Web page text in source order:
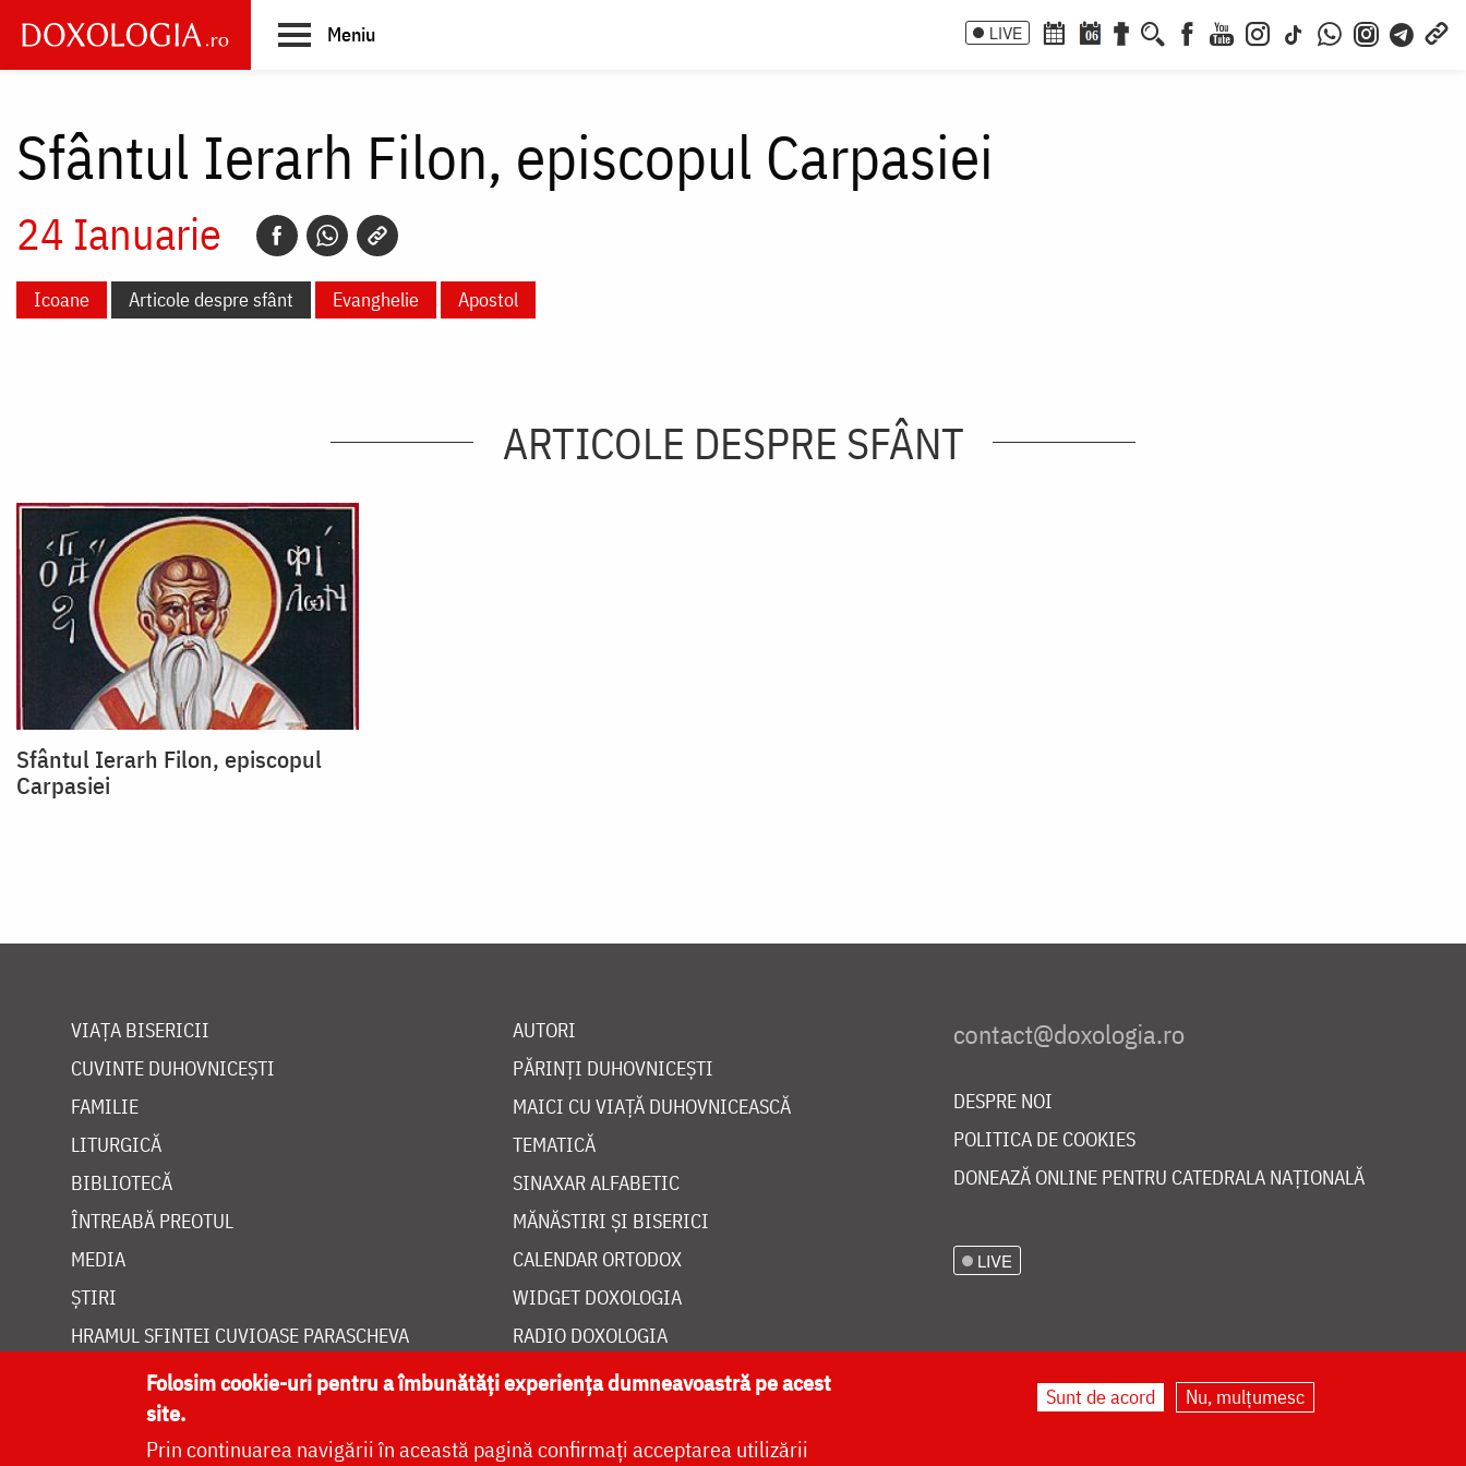
main
Meniu LIVE 06
Sfântul Ierarh Filon, episcopul Carpasiei
24 Ianuarie
Icoane Articole despre sfânt Evanghelie Apostol
ARTICOLE DESPRE SFÂNT
Sfântul Ierarh Filon, episcopul
Carpasiei
VIAȚA BISERICII
CUVINTE DUHOVNICEȘTI
FAMILIE
LITURGICĂ
BIBLIOTECĂ
ÎNTREABĂ PREOTUL
MEDIA
ȘTIRI
HRAMUL SFINTEI CUVIOASE PARASCHEVA
AUTORI
PĂRINȚI DUHOVNICEȘTI
MAICI CU VIAȚĂ DUHOVNICEASCĂ
TEMATICĂ
SINAXAR ALFABETIC
MĂNĂSTIRI ȘI BISERICI
CALENDAR ORTODOX
WIDGET DOXOLOGIA
RADIO DOXOLOGIA
DESPRE NOI
POLITICA DE COOKIES
DONEAZĂ ONLINE PENTRU CATEDRALA NAȚIONALĂ
LIVE
Folosim cookie-uri pentru a îmbunătăți experiența dumneavoastră pe acest
site.
Prin continuarea navigării în această pagină confirmați acceptarea utilizării
Sunt de acord Nu, mulțumesc